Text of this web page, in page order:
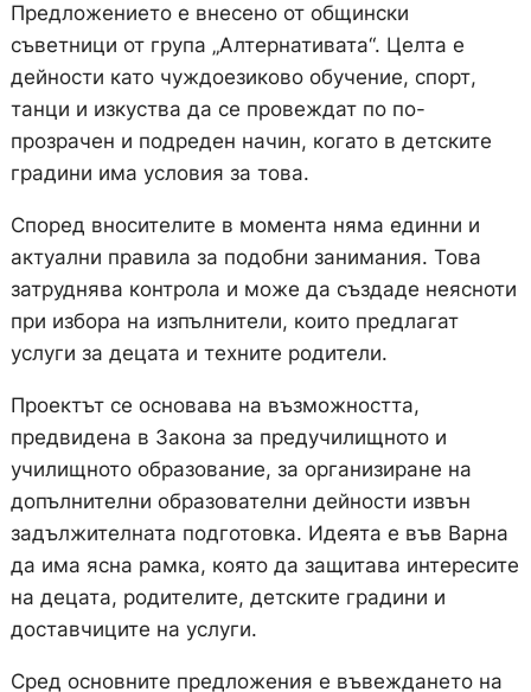
Предложението е внесено от общински
съветници от група „Алтернативата“. Целта е
дейности като чуждоезиково обучение, спорт,
танци и изкуства да се провеждат по по-
прозрачен и подреден начин, когато в детските
градини има условия за това.
Според вносителите в момента няма единни и
актуални правила за подобни занимания. Това
затруднява контрола и може да създаде неясноти
при избора на изпълнители, които предлагат
услуги за децата и техните родители.
Проектът се основава на възможността,
предвидена в Закона за предучилищното и
училищното образование, за организиране на
допълнителни образователни дейности извън
задължителната подготовка. Идеята е във Варна
да има ясна рамка, която да защитава интересите
на децата, родителите, детските градини и
доставчиците на услуги.
Сред основните предложения е въвеждането на